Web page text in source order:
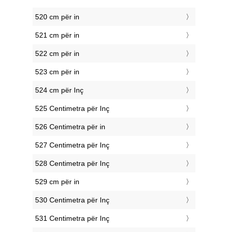
520 cm për in
521 cm për in
522 cm për in
523 cm për in
524 cm për Inç
525 Centimetra për Inç
526 Centimetra për in
527 Centimetra për Inç
528 Centimetra për Inç
529 cm për in
530 Centimetra për Inç
531 Centimetra për Inç